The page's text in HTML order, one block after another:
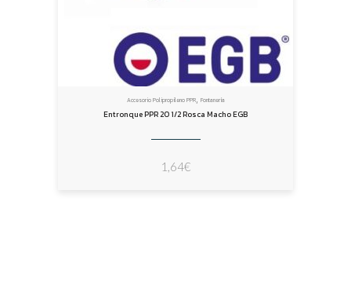
Accesorio Polipropileno PPR, Fontanería
Entronque PPR 20 1/2 Rosca Macho EGB
1,64€